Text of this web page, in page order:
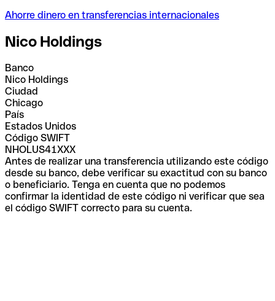
Ahorre dinero en transferencias internacionales
Nico Holdings
Banco
Nico Holdings
Ciudad
Chicago
País
Estados Unidos
Código SWIFT
NHOLUS41XXX
Antes de realizar una transferencia utilizando este código
desde su banco, debe verificar su exactitud con su banco
o beneficiario. Tenga en cuenta que no podemos
confirmar la identidad de este código ni verificar que sea
el código SWIFT correcto para su cuenta.